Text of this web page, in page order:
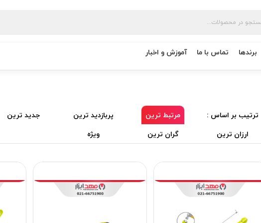
برندها تماس با ما آموزش و اخبار
ترتیب بر اساس : مرتبط ترین پربازدید ترین جدید ترین
ارزان ترین
گران ترین ویژه